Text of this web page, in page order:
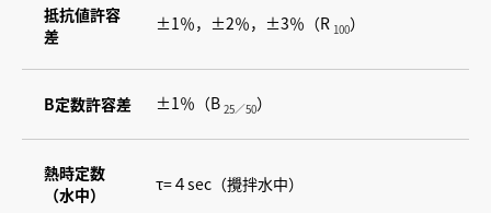
抵抗値許容
差
±1％，±2％，±3％（R 100）
B定数許容差 ±1％（B 25／50）
熱時定数
（水中）
τ=４sec（攪拌水中）